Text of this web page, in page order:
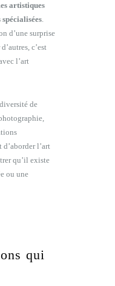
artistiques
.
d’une surprise
c’est
l’art
de
l’art
qu’il existe
ou une
qui